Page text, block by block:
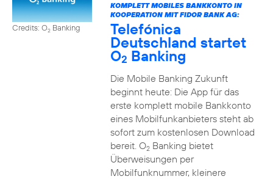
Credits: O2 Banking
KOMPLETT MOBILES BANKKONTO IN
KOOPERATION MIT FIDOR BANK AG:
Telefónica
Deutschland startet
O2 Banking
Die Mobile Banking Zukunft
beginnt heute: Die App für das
erste komplett mobile Bankkonto
eines Mobilfunkanbieters steht ab
sofort zum kostenlosen Download
bereit. O2Banking bietet
Überweisungen per
Mobilfunknummer, kleinere